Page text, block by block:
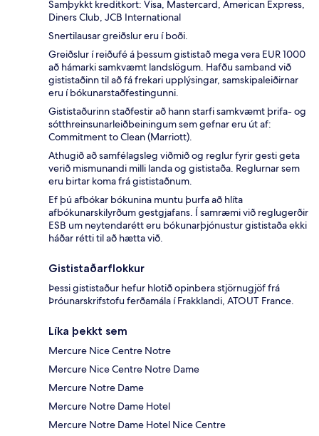
Samþykkt kreditkort: Visa, Mastercard, American Express,
Diners Club, JCB International
Snertilausar greiðslur eru í boði.
Greiðslur í reiðufé á þessum gististað mega vera EUR 1000
að hámarki samkvæmt landslögum. Hafðu samband við
gististaðinn til að fá frekari upplýsingar, samskipaleiðirnar
eru í bókunarstaðfestingunni.
Gististaðurinn staðfestir að hann starfi samkvæmt þrifa- og
sótthreinsunarleiðbeiningum sem gefnar eru út af:
Commitment to Clean (Marriott).
Athugið að samfélagsleg viðmið og reglur fyrir gesti geta
verið mismunandi milli landa og gististaða. Reglurnar sem
eru birtar koma frá gististaðnum.
Ef þú afbókar bókunina muntu þurfa að hlíta
afbókunarskilyrðum gestgjafans. Í samræmi við reglugerðir
ESB um neytendarétt eru bókunarþjónustur gististaða ekki
háðar rétti til að hætta við.
Gististaðarflokkur
Þessi gististaður hefur hlotið opinbera stjörnugjöf frá
Þróunarskrifstofu ferðamála í Frakklandi, ATOUT France.
Líka þekkt sem
Mercure Nice Centre Notre
Mercure Nice Centre Notre Dame
Mercure Notre Dame
Mercure Notre Dame Hotel
Mercure Notre Dame Hotel Nice Centre